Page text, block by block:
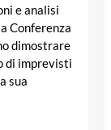
e analisi
Conferenza
dimostrare
di imprevisti
sua